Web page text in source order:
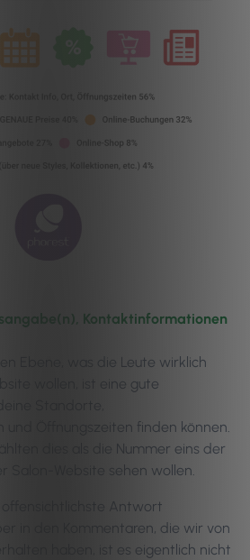
Kontaktinformationen
Ebene, was die Leute wirklich
wollen, ist eine gute
Standorte,
Öffnungszeiten finden können.
dies als die Nummer eins der
Salon-Website sehen wollen.
Antwort
in den Kommentaren, die wir von
haben, ist es eigentlich nicht